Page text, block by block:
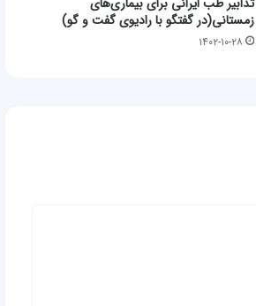
زمستانی(در گفتگو با رادیوی گفت و گو)
۱۴۰۲-۱۰-۲۸